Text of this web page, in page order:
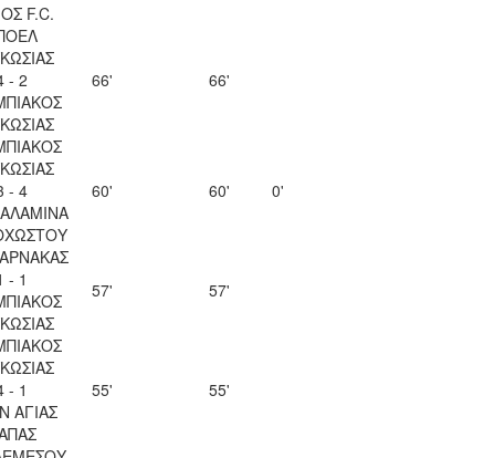
F.C.
- 2
66' 66'
- 4
60' 60' 0'
- 1
57' 57'
- 1
ΑΓΙΑΣ
55' 55'